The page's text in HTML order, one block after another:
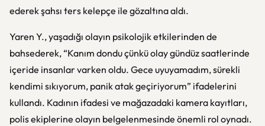
ederek şahsı ters kelepçe ile gözaltına aldı.
Yaren Y., yaşadığı olayın psikolojik etkilerinden de
bahsederek, “Kanım dondu çünkü olay gündüz saatlerinde
içeride insanlar varken oldu. Gece uyuyamadım, sürekli
kendimi sıkıyorum, panik atak geçiriyorum” ifadelerini
kullandı. Kadının ifadesi ve mağazadaki kamera kayıtları,
polis ekiplerine olayın belgelenmesinde önemli rol oynadı.